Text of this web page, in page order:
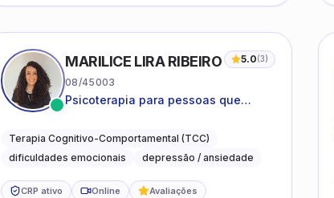
MARILICE LIRA RIBEIRO 5.0(3)
08/45003
Psicoterapia para pessoas que
lidar com as dificuldades do dia a
dia
Terapia Cognitivo-Comportamental (TCC)
dificuldades emocionais
depressão / ansiedade
CRP ativo Online Avaliações